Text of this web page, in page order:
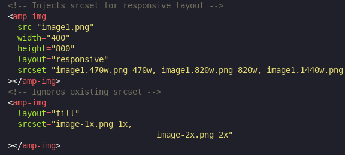
<!-- Injects srcset for responsive layout -->
<amp-img
src="image1.png"
width="400"
height="800"
layout="responsive"
srcset="image1.470w.png 470w, image1.820w.png 820w, image1.1440w.png
></amp-img>
<!-- Ignores existing srcset -->
<amp-img
layout="fill"
srcset="image-1x.png 1x,
                               image-2x.png 2x"
></amp-img>